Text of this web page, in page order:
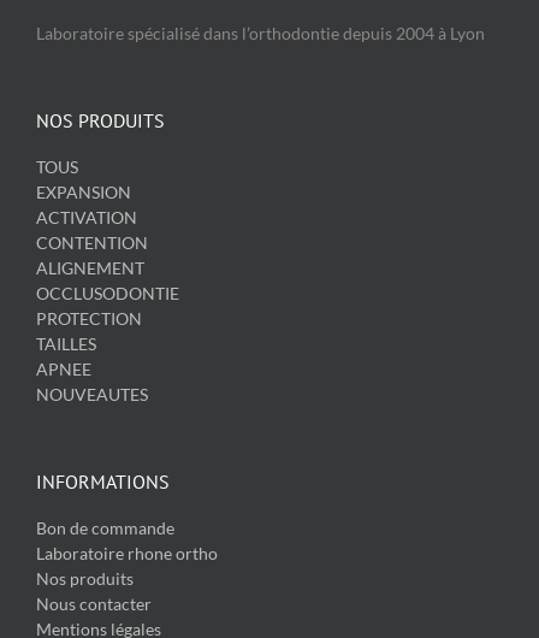
Laboratoire spécialisé dans l’orthodontie depuis 2004 à Lyon
NOS PRODUITS
TOUS
EXPANSION
ACTIVATION
CONTENTION
ALIGNEMENT
OCCLUSODONTIE
PROTECTION
TAILLES
APNEE
NOUVEAUTES
INFORMATIONS
Bon de commande
Laboratoire rhone ortho
Nos produits
Nous contacter
Mentions légales